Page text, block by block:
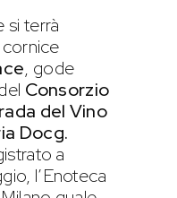
si terrà
, gode
Consorzio
del Vino
Docg.
a
l’Enoteca